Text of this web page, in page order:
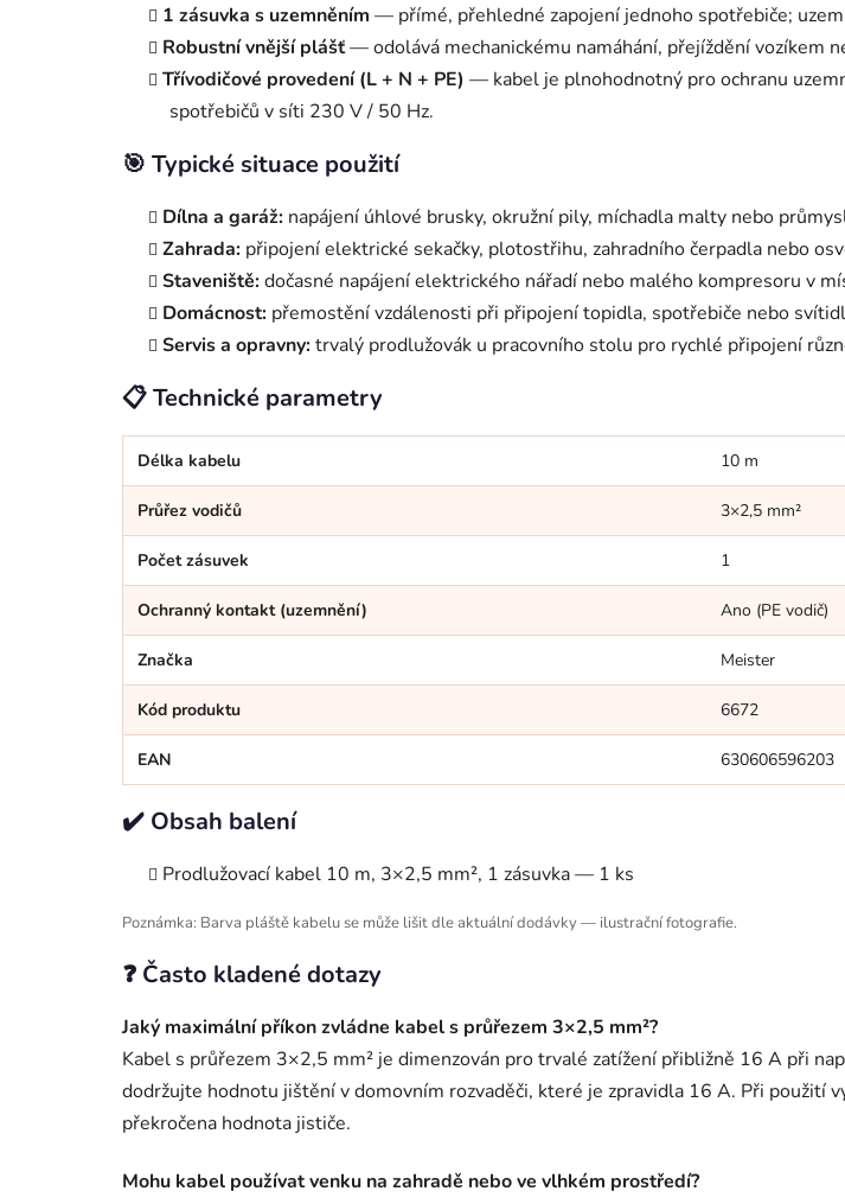
1 zásuvka s uzemněním — přímé, přehledné zapojení jednoho spotřebiče;
Robustní vnější plášť— odolává mechanickému namáhání, přejíždění vozíkem
Třívodičové provedení (L + N + PE) — kabel je plnohodnotný pro ochranu
spotřebičů v síti 230 V / 50 Hz.
🎯 Typické situace použití
Dílna a garáž: napájení úhlové brusky, okružní pily, míchadla malty nebo
Zahrada: připojení elektrické sekačky, plotostřihu, zahradního čerpadla nebo
Staveniště:dočasné napájení elektrického nářadí nebo malého kompresoru v
Domácnost: přemostění vzdálenosti při připojení topidla, spotřebiče nebo
Servis a opravny:trvalý prodlužovák u pracovního stolu pro rychlé připojení
📋 Technické parametry
Délka kabelu 10 m
Průřez vodičů 3×2,5 mm²
Počet zásuvek 1
Ochranný kontakt (uzemnění) Ano (PE vodič)
Značka Meister
Kód produktu 6672
EAN 630606596203
✔️ Obsah balení
Prodlužovací kabel 10 m, 3×2,5 mm², 1 zásuvka — 1 ks
Poznámka: Barva pláště kabelu se může lišit dle aktuální dodávky — ilustrační fotografie.
❓ Často kladené dotazy
Jaký maximální příkon zvládne kabel s průřezem 3×2,5 mm²?
Kabel s průřezem 3×2,5 mm² je dimenzován pro trvalé zatížení přibližně 16 A při
dodržujte hodnotu jištění v domovním rozvaděči, které je zpravidla 16 A. Při použití
překročena hodnota jističe.
Mohu kabel používat venku na zahradě nebo ve vlhkém prostředí?